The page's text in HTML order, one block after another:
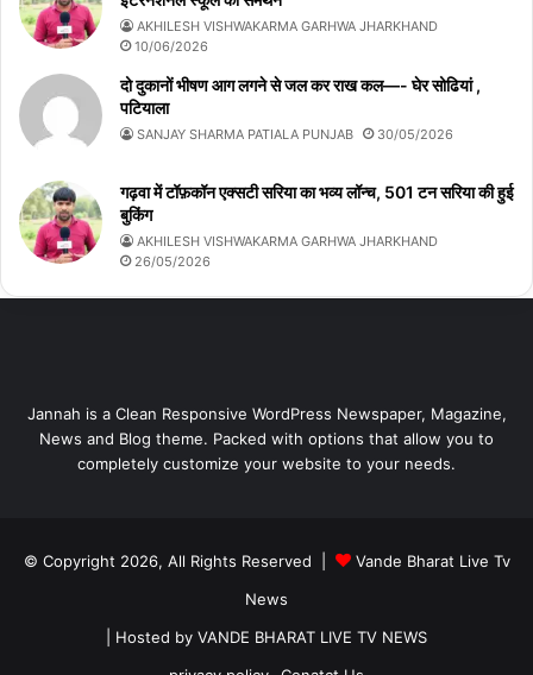
AKHILESH VISHWAKARMA GARHWA JHARKHAND
10/06/2026
दो दुकानों भीषण आग लगने से जल कर राख कल—- घेर सोढियां ,
पटियाला
SANJAY SHARMA PATIALA PUNJAB 30/05/2026
गढ़वा में टॉफ़कॉन एक्सटी सरिया का भव्य लॉन्च, 501 टन सरिया की हुई
बुकिंग
AKHILESH VISHWAKARMA GARHWA JHARKHAND
26/05/2026
Jannah is a Clean Responsive WordPress Newspaper, Magazine,
News and Blog theme. Packed with options that allow you to
completely customize your website to your needs.
© Copyright 2026, All Rights Reserved |
Vande Bharat Live Tv
News
| Hosted by VANDE BHARAT LIVE TV NEWS